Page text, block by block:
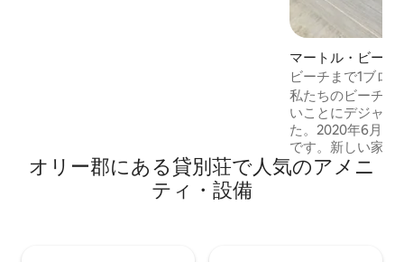
本物の海辺での休暇を楽しむための、の
んびりとした拠点となります。
マートル・ビーチ
ビーチまで1ブロ
ーチハウス
私たちのビーチハウ
いことにデジャブ
た。2020年6月に
です。新しい家具
べてが新品です
ルバードから1ブ
オリー郡にある貸別荘で人気のアメニ
ティ・設備